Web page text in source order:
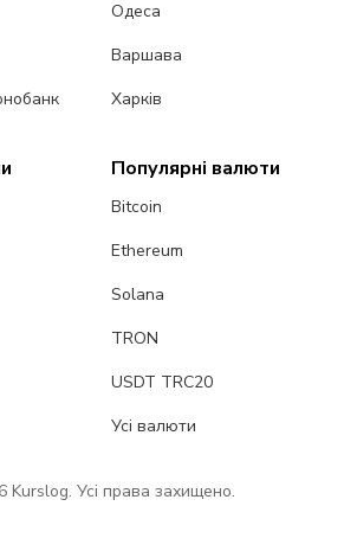
Одеса
Варшава
Харків
Популярні валюти
Bitcoin
Ethereum
Solana
TRON
USDT TRC20
Усі валюти
Kurslog. Усі права захищено.